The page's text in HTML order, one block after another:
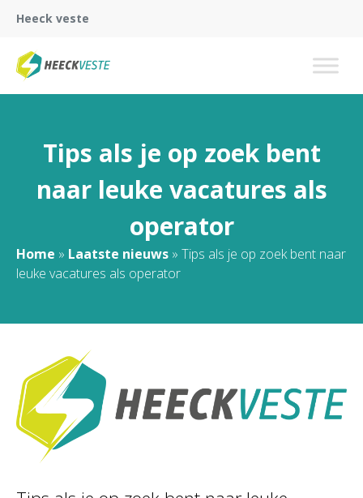
Heeck veste
Tips als je op zoek bent
naar leuke vacatures als
operator
Home » Laatste nieuws » Tips als je op zoek bent naar
leuke vacatures als operator